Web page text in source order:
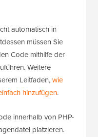
automatisch in
müssen Sie
Code mithilfe der
Weitere
Leitfaden,wie
hinzufügen.
innerhalb von PHP-
platzieren.